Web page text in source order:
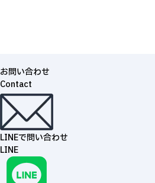
お問い合わせ
Contact
LINEで問い合わせ
LINE